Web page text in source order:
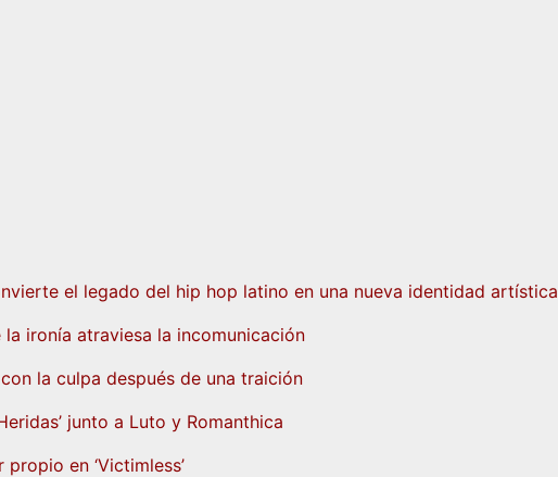
el legado del hip hop latino en una nueva identidad artística
la ironía atraviesa la incomunicación
la culpa después de una traición
junto a Luto y Romanthica
en ‘Victimless’